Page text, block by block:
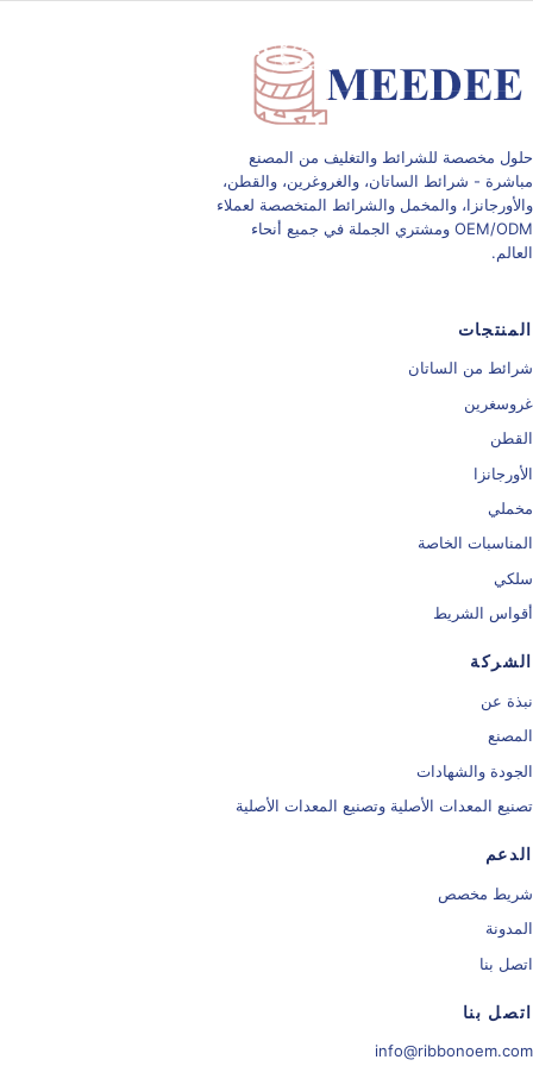
حلول مخصصة للشرائط والتغليف من المصنع
مباشرة - شرائط الساتان، والغروغرين، والقطن،
والأورجانزا، والمخمل والشرائط المتخصصة لعملاء
OEM/ODM ومشتري الجملة في جميع أنحاء
العالم.
المنتجات
شرائط من الساتان
غروسغرين
القطن
الأورجانزا
مخملي
المناسبات الخاصة
سلكي
أقواس الشريط
الشركة
نبذة عن
المصنع
الجودة والشهادات
تصنيع المعدات الأصلية وتصنيع المعدات الأصلية
الدعم
شريط مخصص
المدونة
اتصل بنا
اتصل بنا
info@ribbonoem.com